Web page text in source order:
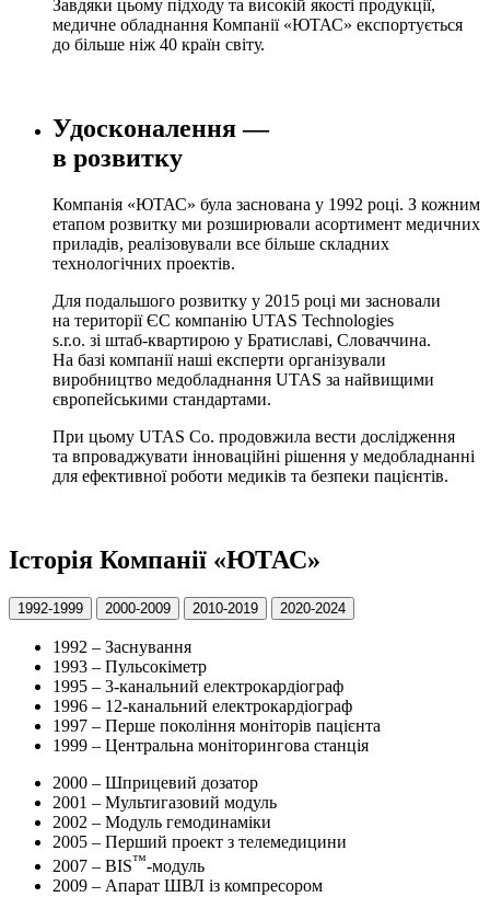
Завдяки цьому підходу та високій якості продукції,
медичне обладнання Компанії «ЮТАС» експортується
до більше ніж 40 країн світу.
Удосконалення —
в розвитку
Компанія «ЮТАС» була заснована у 1992 році. З кожним
етапом розвитку ми розширювали асортимент медичних
приладів, реалізовували все більше складних
технологічних проектів.
Для подальшого розвитку у 2015 році ми засновали
на території ЄС компанію UTAS Technologies
s.r.o. зі штаб-квартирою у Братиславі, Словаччина.
На базі компанії наші експерти організували
виробництво медобладнання UTAS за найвищими
європейськими стандартами.
При цьому UTAS Co. продовжила вести дослідження
та впроваджувати інноваційні рішення у медобладнанні
для ефективної роботи медиків та безпеки пацієнтів.
Історія Компанії «ЮТАС»
1992-1999 2000-2009 2010-2019 2020-2024
1992 – Заснування
1993 – Пульсокіметр
1995 – 3-канальний електрокардіограф
1996 – 12-канальний електрокардіограф
1997 – Перше покоління моніторів пацієнта
1999 – Центральна моніторингова станція
2000 – Шприцевий дозатор
2001 – Мультигазовий модуль
2002 – Модуль гемодинаміки
2005 – Перший проект з телемедицини
2007 – BIS™-модуль
2009 – Апарат ШВЛ із компресором